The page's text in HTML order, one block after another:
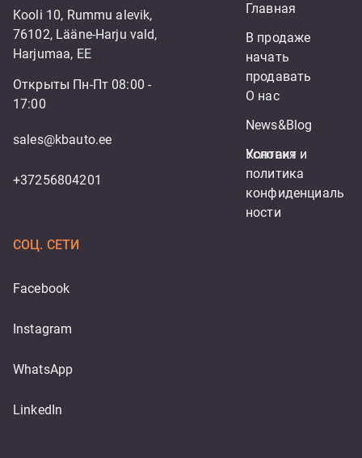
Kooli 10, Rummu alevik,
76102, Lääne-Harju vald,
Harjumaa, EE
Открыты Пн-Пт 08:00 -
17:00
sales@kbauto.ee
+37256804201
Главная
В продаже
начать
продавать
О нас
News&Blog
Контакт
Условия и
политика
конфиденциаль
ности
СОЦ. СЕТИ
Facebook
Instagram
WhatsApp
LinkedIn